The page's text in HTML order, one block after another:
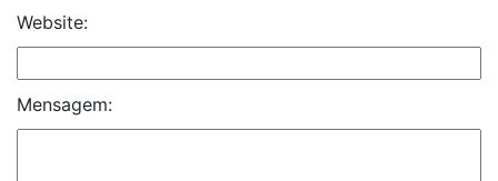
Website:
Mensagem: